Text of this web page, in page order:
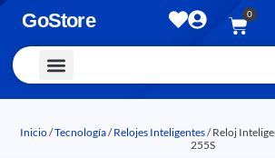
GoStore 0
Inicio/Tecnología/Relojes Inteligentes/ Reloj
255S